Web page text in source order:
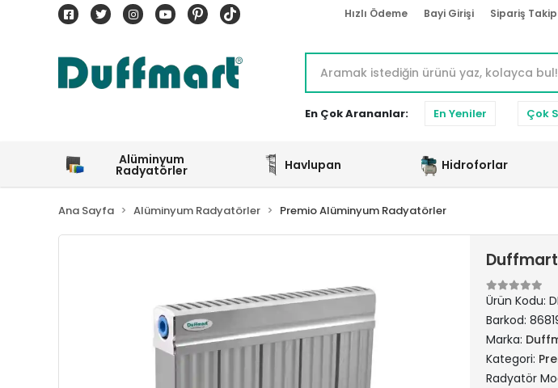
Hızlı Ödeme Bayi Girişi Sipariş Takip
En Çok Arananlar: En Yeniler Çok
Alüminyum
Radyatörler Havlupan Hidroforlar
Ana Sayfa Alüminyum Radyatörler Premio Alüminyum Radyatörler
Ürün Kodu:
Barkod:
Marka:
Kategori:
Radyatör